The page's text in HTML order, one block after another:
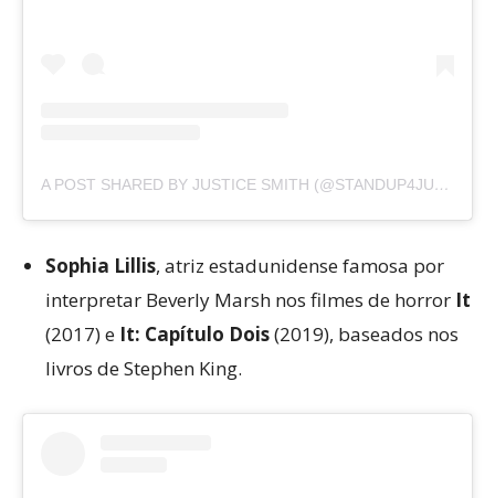
A POST SHARED BY JUSTICE SMITH (@STANDUP4JUSTICE)
Sophia Lillis, atriz estadunidense famosa por
interpretar Beverly Marsh nos filmes de horror It
(2017) e It: Capítulo Dois(2019), baseados nos
livros de Stephen King.